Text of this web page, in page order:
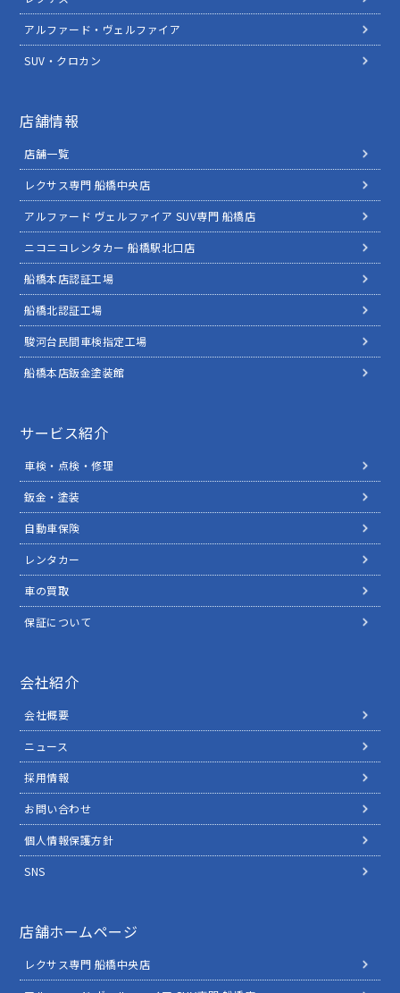
アルファード・ヴェルファイア
SUV・クロカン
店舗情報
店舗一覧
レクサス専門 船橋中央店
アルファード ヴェルファイア SUV専門 船橋店
ニコニコレンタカー 船橋駅北口店
船橋本店認証工場
船橋北認証工場
駿河台民間車検指定工場
船橋本店鈑金塗装館
サービス紹介
車検・点検・修理
鈑金・塗装
自動車保険
レンタカー
車の買取
保証について
会社紹介
会社概要
ニュース
採用情報
お問い合わせ
個人情報保護方針
SNS
店舗ホームページ
レクサス専門 船橋中央店